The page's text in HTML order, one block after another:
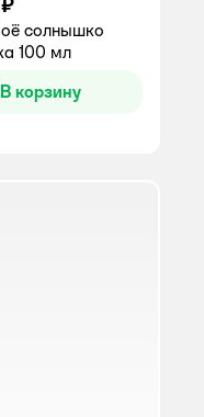
солнышко
100 мл
В корзину